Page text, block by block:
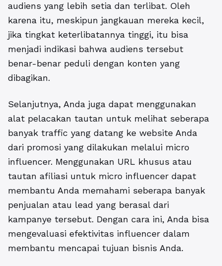
audiens yang lebih setia dan terlibat. Oleh
karena itu, meskipun jangkauan mereka kecil,
jika tingkat keterlibatannya tinggi, itu bisa
menjadi indikasi bahwa audiens tersebut
benar-benar peduli dengan konten yang
dibagikan.
Selanjutnya, Anda juga dapat menggunakan
alat pelacakan tautan untuk melihat seberapa
banyak traffic yang datang ke website Anda
dari promosi yang dilakukan melalui micro
influencer. Menggunakan URL khusus atau
tautan afiliasi untuk micro influencer dapat
membantu Anda memahami seberapa banyak
penjualan atau lead yang berasal dari
kampanye tersebut. Dengan cara ini, Anda bisa
mengevaluasi efektivitas influencer dalam
membantu mencapai tujuan bisnis Anda.